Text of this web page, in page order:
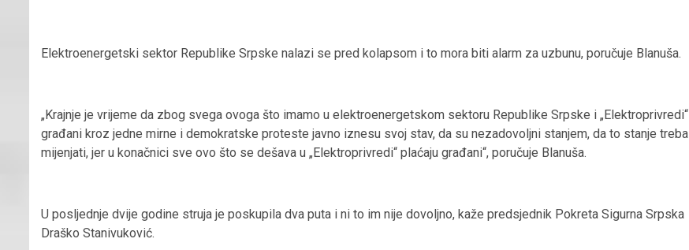
Elektroenergetski sektor Republike Srpske nalazi se pred kolapsom i to mora biti alarm za uzbunu, poručuje Blanuša.
„Krajnje je vrijeme da zbog svega ovoga što imamo u elektroenergetskom sektoru Republike Srpske i „Elektroprivredi“
građani kroz jedne mirne i demokratske proteste javno iznesu svoj stav, da su nezadovoljni stanjem, da to stanje treba
mijenjati, jer u konačnici sve ovo što se dešava u „Elektroprivredi“ plaćaju građani“, poručuje Blanuša.
U posljednje dvije godine struja je poskupila dva puta i ni to im nije dovoljno, kaže predsjednik Pokreta Sigurna Srpska
Draško Stanivuković.